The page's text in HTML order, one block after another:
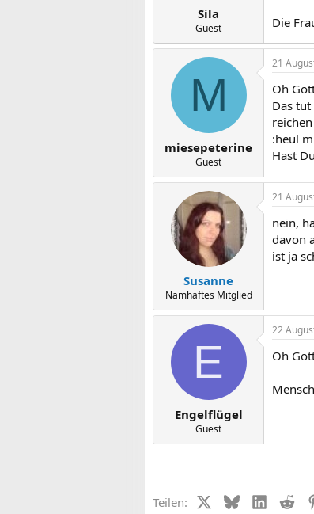
Sila
Guest Die
M
miesepeterine
Guest
21
Oh
Das
:heul
Hast
Susanne
Namhaftes Mitglied
21
nein,
davon
ist ja
E
Engelflügel
Guest
22
Oh
Teilen: X (Twitter)
BlueskyLinkedIn